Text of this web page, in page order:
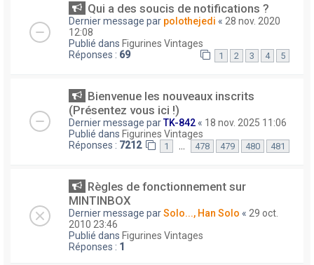
Qui a des soucis de notifications ?
Dernier message par polothejedi « 28 nov. 2020
12:08
Publié dans Figurines Vintages
Réponses : 69 1 2 3 4 5
Bienvenue les nouveaux inscrits
(Présentez vous ici !)
Dernier message parTK-842 « 18 nov. 2025 11:06
Publié dans Figurines Vintages
Réponses : 7212 1 … 478 479 480 481
Règles de fonctionnement sur
MINTINBOX
Dernier message parSolo..., Han Solo « 29 oct.
2010 23:46
Publié dans Figurines Vintages
Réponses : 1